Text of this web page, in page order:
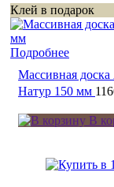
Клей в подарок
Подробнее
Массивная
Натур 150 мм
В